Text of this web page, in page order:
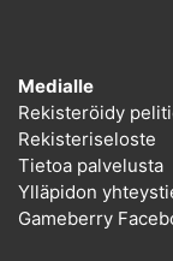
Medialle
Rekisteröidy
Rekisteriseloste
Tietoa palvelusta
Ylläpidon
Gameberry